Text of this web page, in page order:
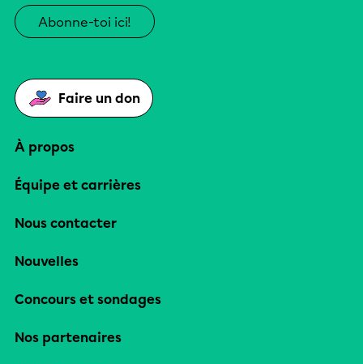
Abonne-toi ici!
Faire un don
À propos
Équipe et carrières
Nous contacter
Nouvelles
Concours et sondages
Nos partenaires